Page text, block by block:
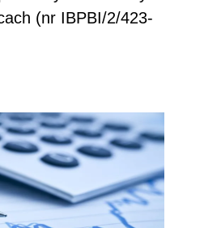
(nr IBPBI/2/423-